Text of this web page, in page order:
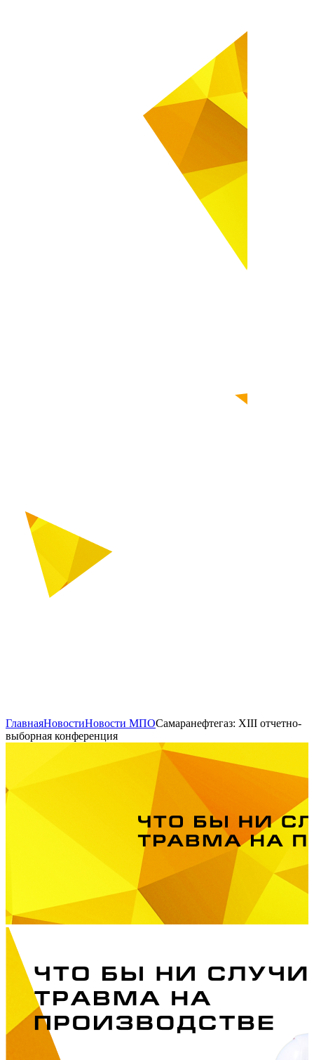
ГлавнаяНовостиНовости МПОСамаранефтегаз: XIII отчетно-
выборная конференция